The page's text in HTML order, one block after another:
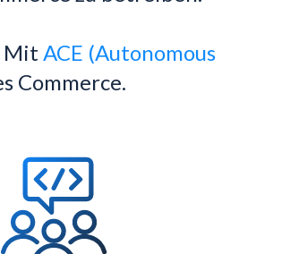
Mit ACE (Autonomous
Commerce.